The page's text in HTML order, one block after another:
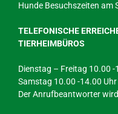
Hunde Besuchszeiten am
TELEFONISCHE
TIERHEIMBÜROS
Dienstag – Freitag 10.00
Samstag 10.00 -14.00 Uhr
Der Anrufbeantworter wird